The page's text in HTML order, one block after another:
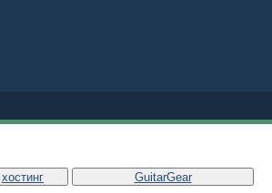
хостинг GuitarGear